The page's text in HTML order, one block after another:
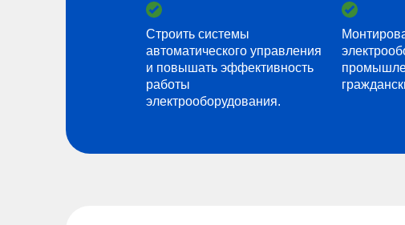
Строить системы
автоматического управления
и повышать эффективность
работы
электрооборудования.